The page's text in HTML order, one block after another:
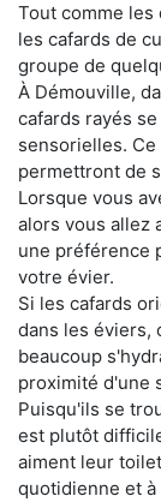
Tout comme
les cafards de
groupe de
À Démouville,
cafards rayés
sensorielles.
permettront de
Lorsque vous
alors vous allez
une préférence
votre évier.
Si les cafards
dans les éviers,
beaucoup
proximité d'une
Puisqu'ils se
est plutôt
aiment leur
quotidienne et